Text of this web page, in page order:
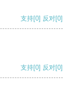
支持[0] 反对[0]
支持[0] 反对[0]